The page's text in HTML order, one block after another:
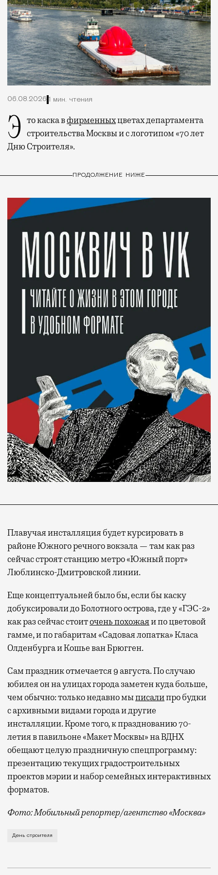
06.08.2026 1 мин. чтения
Это каска вфирменныхцветах департамента
строительства Москвы и с логотипом «70 лет
Дню Строителя».
ПРОДОЛЖЕНИЕ НИЖЕ
Плавучая инсталляция будет курсировать в
районе Южного речного вокзала — там как раз
сейчас строят станцию метро «Южный порт»
Люблинско-Дмитровской линии.
Еще концептуальней было бы, если бы каску
добуксировали до Болотного острова, где у «ГЭС-2»
как раз сейчас стоиточень похожаяи по цветовой
гамме, и по габаритам «Садовая лопатка» Класа
Олденбурга и Кошье ван Брюгген.
Сам праздник отмечается 9 августа. По случаю
юбилея он на улицах города заметен куда больше,
чем обычно: только недавно мыписалипро будки
с архивными видами города и другие
инсталляции. Кроме того, к празднованию 70-
летия в павильоне «Макет Москвы» на ВДНХ
обещают целую праздничную спецпрограмму:
презентацию текущих градостроительных
проектов мэрии и набор семейных интерактивных
форматов.
Фото: Мобильный репортер/агентство «Москва»
Это каска в фирменных цветах департамента
День строителя